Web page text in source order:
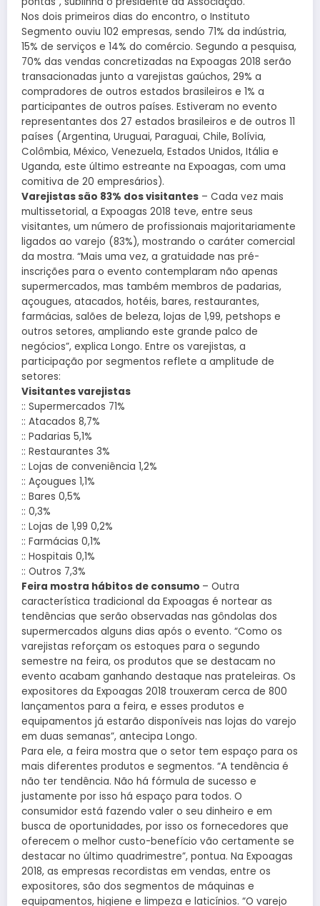
Nos dois primeiros dias do encontro, o Instituto
Segmento ouviu 102 empresas, sendo 71% da indústria,
15% de serviços e 14% do comércio. Segundo a pesquisa,
70% das vendas concretizadas na Expoagas 2018 serão
transacionadas junto a varejistas gaúchos, 29% a
compradores de outros estados brasileiros e 1% a
participantes de outros países. Estiveram no evento
representantes dos 27 estados brasileiros e de outros 11
países (Argentina, Uruguai, Paraguai, Chile, Bolívia,
Colômbia, México, Venezuela, Estados Unidos, Itália e
Uganda, este último estreante na Expoagas, com uma
comitiva de 20 empresários).
Varejistas são 83% dos visitantes – Cada vez mais
multissetorial, a Expoagas 2018 teve, entre seus
visitantes, um número de profissionais majoritariamente
ligados ao varejo (83%), mostrando o caráter comercial
da mostra. “Mais uma vez, a gratuidade nas pré-
inscrições para o evento contemplaram não apenas
supermercados, mas também membros de padarias,
açougues, atacados, hotéis, bares, restaurantes,
farmácias, salões de beleza, lojas de 1,99, petshops e
outros setores, ampliando este grande palco de
negócios”, explica Longo. Entre os varejistas, a
participação por segmentos reflete a amplitude de
setores:
Visitantes varejistas
:: Supermercados 71%
:: Atacados 8,7%
:: Padarias 5,1%
:: Restaurantes 3%
:: Lojas de conveniência 1,2%
:: Açougues 1,1%
:: Bares 0,5%
:: 0,3%
:: Lojas de 1,99 0,2%
:: Farmácias 0,1%
:: Hospitais 0,1%
:: Outros 7,3%
Feira mostra hábitos de consumo – Outra
característica tradicional da Expoagas é nortear as
tendências que serão observadas nas gôndolas dos
supermercados alguns dias após o evento. “Como os
varejistas reforçam os estoques para o segundo
semestre na feira, os produtos que se destacam no
evento acabam ganhando destaque nas prateleiras. Os
expositores da Expoagas 2018 trouxeram cerca de 800
lançamentos para a feira, e esses produtos e
equipamentos já estarão disponíveis nas lojas do varejo
em duas semanas”, antecipa Longo.
Para ele, a feira mostra que o setor tem espaço para os
mais diferentes produtos e segmentos. “A tendência é
não ter tendência. Não há fórmula de sucesso e
justamente por isso há espaço para todos. O
consumidor está fazendo valer o seu dinheiro e em
busca de oportunidades, por isso os fornecedores que
oferecem o melhor custo-benefício vão certamente se
destacar no último quadrimestre”, pontua. Na Expoagas
2018, as empresas recordistas em vendas, entre os
expositores, são dos segmentos de máquinas e
equipamentos, higiene e limpeza e laticínios. “O varejo